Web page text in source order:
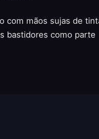
com mãos sujas de
bastidores como parte